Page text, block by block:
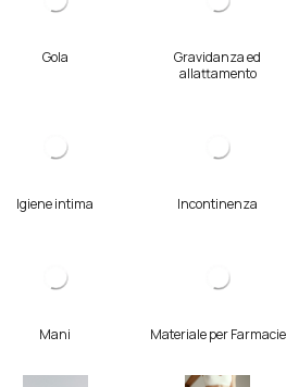
Gola
Gravidanza ed
allattamento
Igiene intima Incontinenza
Mani Materiale per Farmacie